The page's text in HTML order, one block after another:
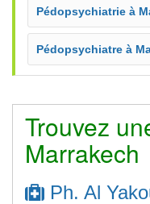
Pédopsychiatrie à
Pédopsychiatre à
Trouvez
Marrakech
Ph. Al